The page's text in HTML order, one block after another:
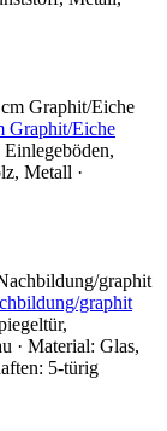
Graphit/Eiche
Einlegeböden,
Metall ·
graphit
· Material: Glas,
5-türig